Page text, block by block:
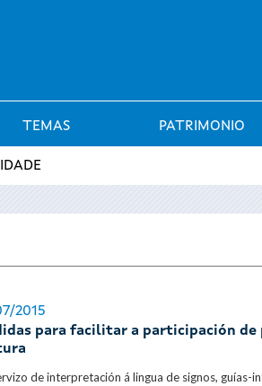
TEMAS PATRIMONIO
2015
para facilitar a participación de
de interpretación á lingua de signos, guías-